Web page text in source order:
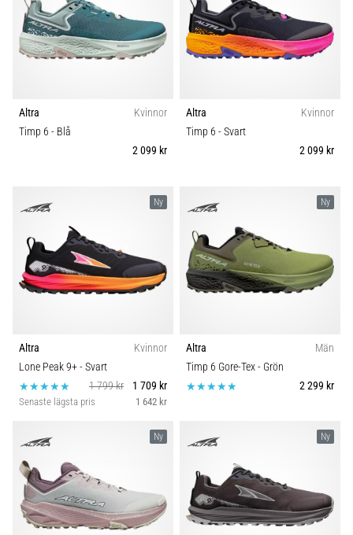
Altra
Kvinnor
Timp 6 - Blå
2 099 kr
Altra
Kvinnor
Timp 6 - Svart
2 099 kr
Ny
Altra
Kvinnor
Lone Peak 9+- Svart
1 799 kr
1 709 kr
Senaste lägsta pris 1 642 kr
Ny
Altra
Män
Timp 6 Gore-Tex- Grön
2 299 kr
Ny Ny